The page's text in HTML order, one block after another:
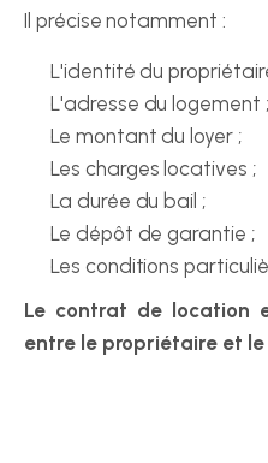
Il précise notamment :
L'identité du
L'adresse du logement ;
Le montant du loyer ;
Les charges locatives ;
La durée du bail ;
Le dépôt de garantie ;
Les conditions
Le contrat de location
entre le propriétaire et